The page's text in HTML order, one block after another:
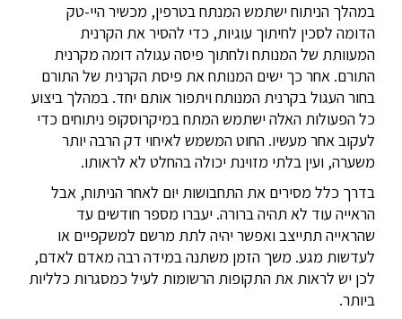
במהלך הניתוח ישתמש המנתח בטרפין, מכשיר היי-טק
הדומה לסכין לחיתוך עוגיות, כדי להסיר את הקרנית
המעוותת של המנותח ולחתוך פיסה עגולה דומה מקרנית
התורם. אחר כך ישים המנותח את פיסת הקרנית של התורם
בחור העגול בקרנית המנותח ויתפור אותם יחד. במהלך ביצוע
כל הפעולות האלה ישתמש המתח במיקרוסקופ ניתוחים כדי
לעקוב אחר מעשיו. החוט המשמש לאיחוי דק הרבה יותר
משערה, ועין בלתי מזוינת יכולה בהחלט לא לראותו.
בדרך כלל מסירים את התחבושות יום לאחר הניתוח, אבל
הראייה עוד לא תהיה ברורה. יעברו מספר חודשים עד
שהראייה תתייצב ואפשר יהיה לתת מרשם למשקפיים או
לעדשות מגע. משך הזמן משתנה במידה רבה מאדם לאדם,
לכן יש לראות את התקופות הרשומות לעיל כמסגרות כלליות
ביותר.